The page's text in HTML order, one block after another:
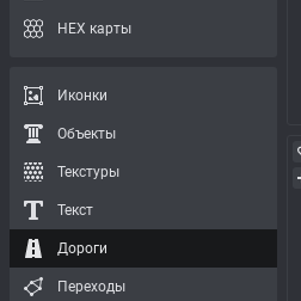
HEX карты
Иконки
Объекты
Текстуры
Текст
Дороги
Переходы